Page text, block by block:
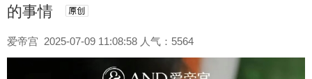
的事情
爱帝宫 2025-07-09 11:08:58 人气：5564